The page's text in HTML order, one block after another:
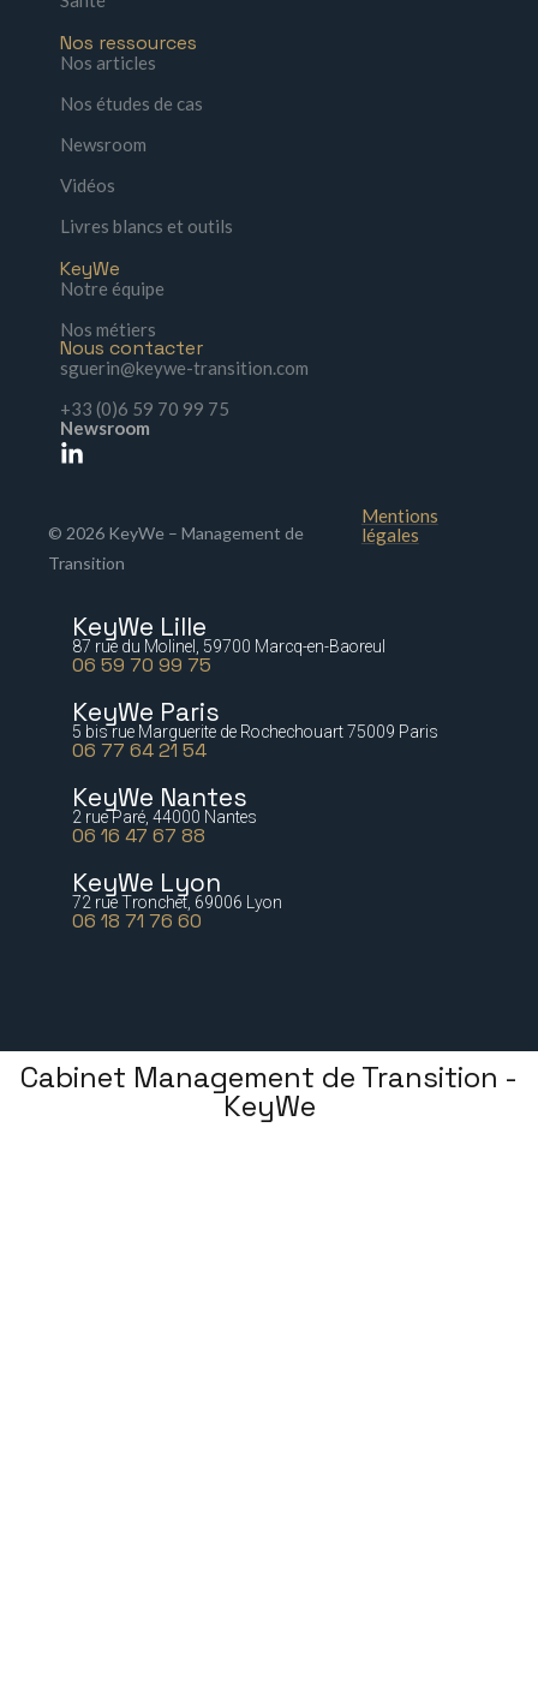
Nos ressources
Nos articles
Nos études de cas
Newsroom
Vidéos
Livres blancs et outils
KeyWe
Notre équipe
Nos métiers
Nous contacter
sguerin@keywe-transition.com
+33 (0)6 59 70 99 75
Newsroom
© 2026 KeyWe – Management de
Transition
Mentions
légales
KeyWe Lille
87 rue du Molinel, 59700 Marcq-en-Baoreul
06 59 70 99 75
KeyWe Paris
5 bis rue Marguerite de Rochechouart 75009 Paris
06 77 64 21 54
KeyWe Nantes
2 rue Paré, 44000 Nantes
06 16 47 67 88
KeyWe Lyon
72 rue Tronchet, 69006 Lyon
06 18 71 76 60
Cabinet Management de Transition -
KeyWe